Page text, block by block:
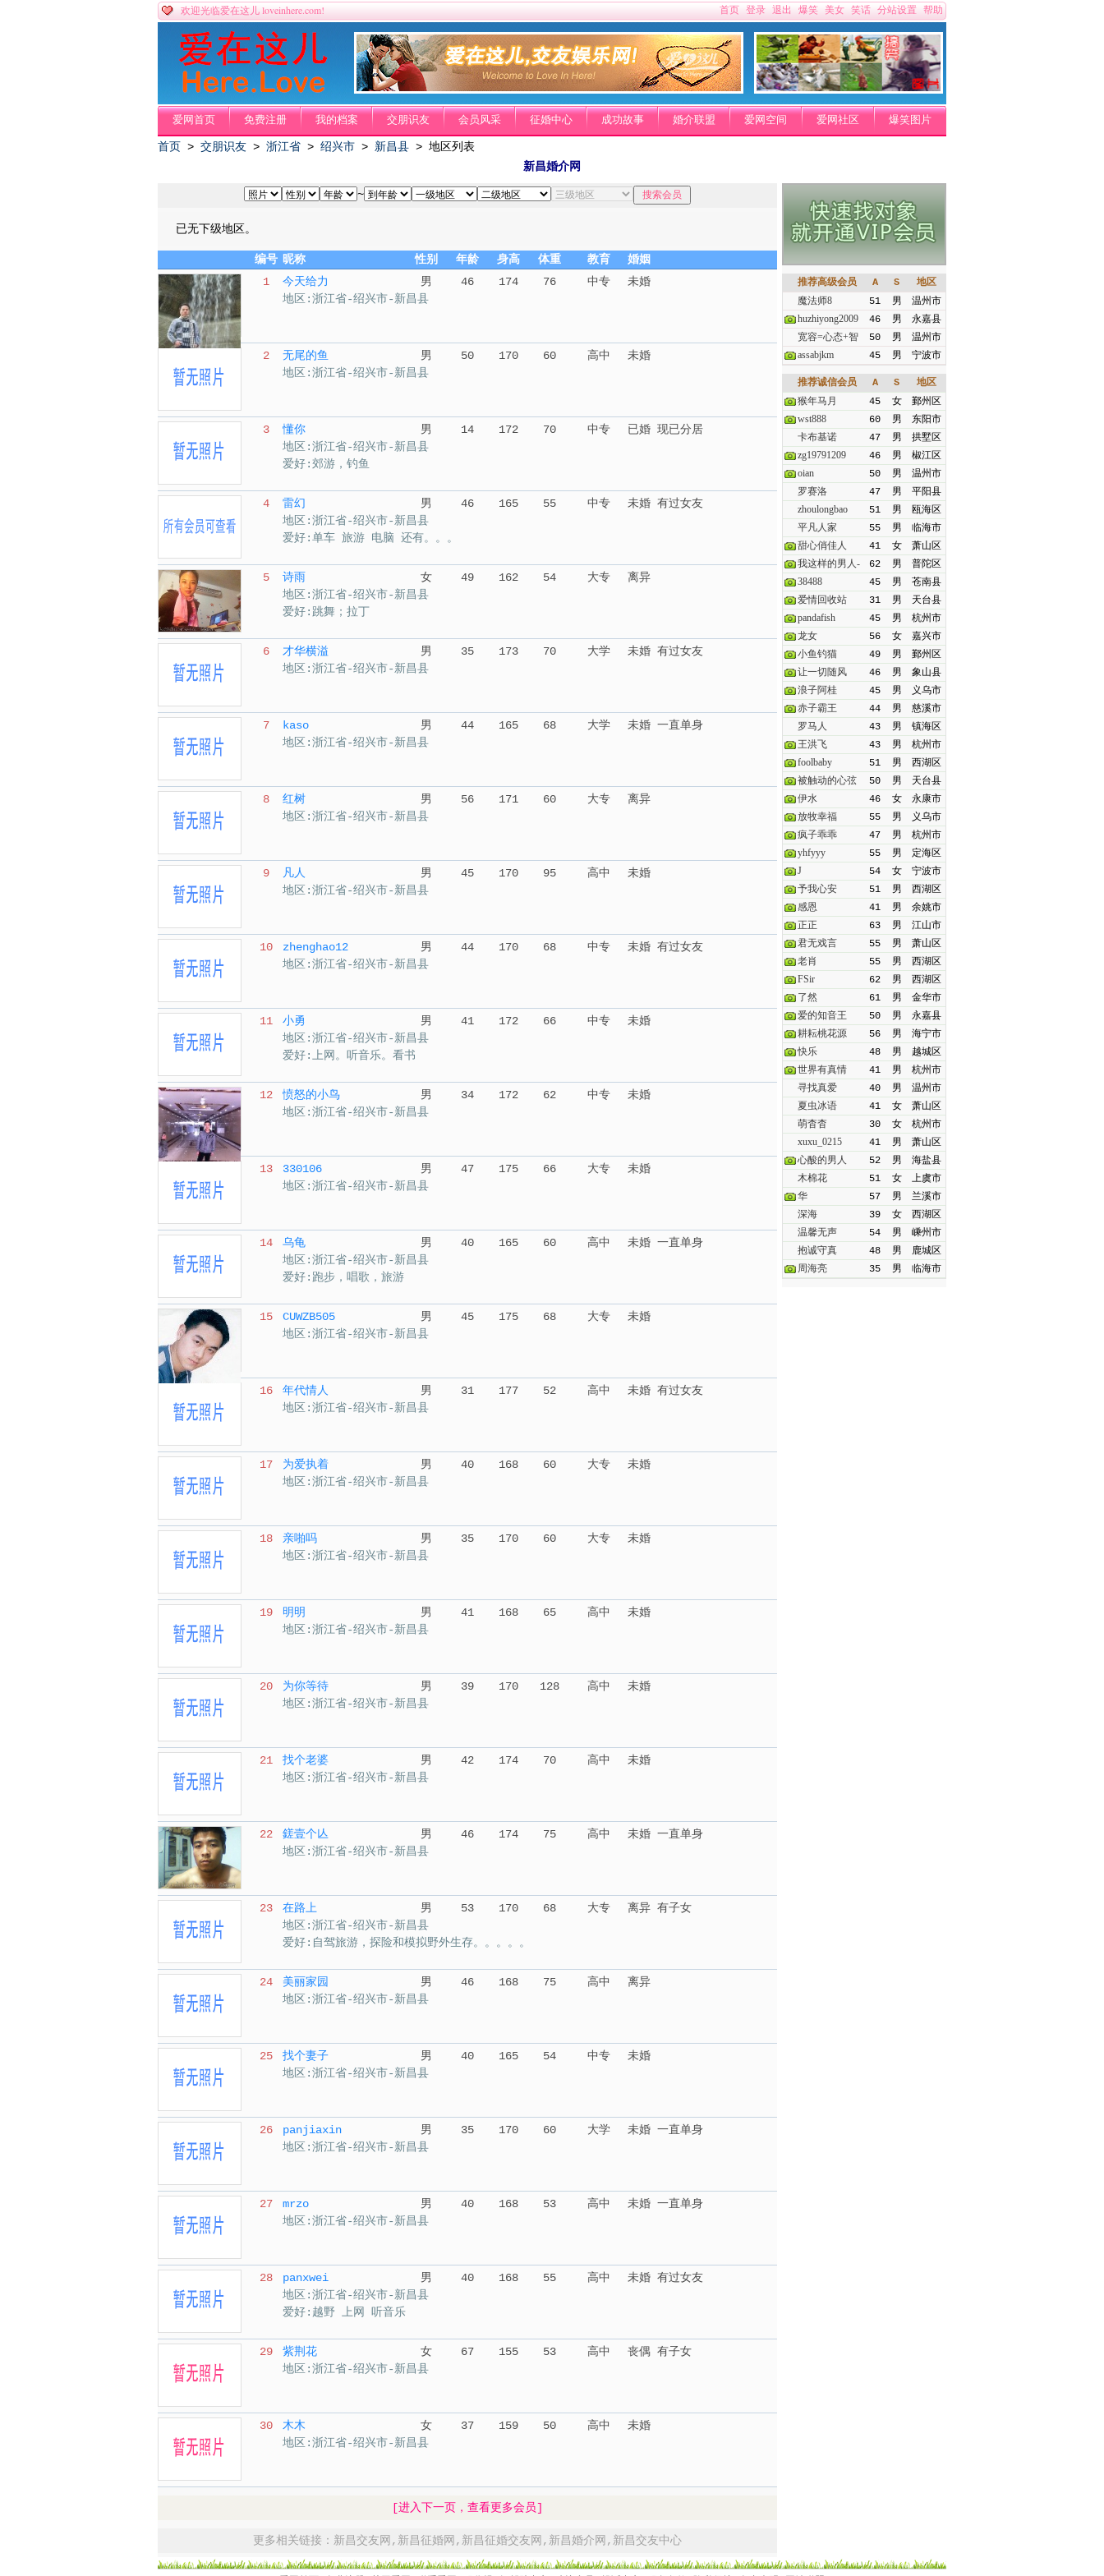
欢迎光临爱在这儿 loveinhere.com! 首页 登录 退出 爆笑 美女 笑话 分站设置 帮助
爱网首页 免费注册 我的档案 交朋识友 会员风采 征婚中心 成功故事 婚介联盟 爱网空间 爱网社区 爆笑图片
首页 > 交朋识友 > 浙江省 > 绍兴市 > 新昌县 > 地区列表
新昌婚介网
~
已无下级地区。
编号 昵称 性别 年龄 身高 体重 教育
婚姻
1
今天给力 男 46 174 76 中专
未婚
地区:浙江省-绍兴市-新昌县
2 无尾的鱼 男 50 170 60 高中
未婚
地区:浙江省-绍兴市-新昌县
3 懂你 男 14 172 70 中专
已婚 现已分居
地区:浙江省-绍兴市-新昌县
爱好:郊游，钓鱼
4 雷幻 男 46 165 55 中专
未婚 有过女友
地区:浙江省-绍兴市-新昌县
爱好:单车 旅游 电脑 还有。。。
5 诗雨 女 49 162 54 大专
离异
地区:浙江省-绍兴市-新昌县
爱好:跳舞；拉丁
6 才华横溢 男 35 173 70 大学
未婚 有过女友
地区:浙江省-绍兴市-新昌县
7 kaso 男 44 165 68 大学
未婚 一直单身
地区:浙江省-绍兴市-新昌县
8 红树 男 56 171 60 大专
离异
地区:浙江省-绍兴市-新昌县
9 凡人 男 45 170 95 高中
未婚
地区:浙江省-绍兴市-新昌县
10 zhenghao12 男 44 170 68 中专
未婚 有过女友
地区:浙江省-绍兴市-新昌县
11 小勇 男 41 172 66 中专
未婚
地区:浙江省-绍兴市-新昌县
爱好:上网。听音乐。看书
12 愤怒的小鸟 男 34 172 62 中专
未婚
地区:浙江省-绍兴市-新昌县
13 330106 男 47 175 66 大专
未婚
地区:浙江省-绍兴市-新昌县
14 乌龟 男 40 165 60 高中
未婚 一直单身
地区:浙江省-绍兴市-新昌县
爱好:跑步，唱歌，旅游
15 CUWZB505 男 45 175 68 大专
未婚
地区:浙江省-绍兴市-新昌县
16 年代情人 男 31 177 52 高中
未婚 有过女友
地区:浙江省-绍兴市-新昌县
17 为爱执着 男 40 168 60 大专
未婚
地区:浙江省-绍兴市-新昌县
18 亲啪吗 男 35 170 60 大专
未婚
地区:浙江省-绍兴市-新昌县
19 明明 男 41 168 65 高中
未婚
地区:浙江省-绍兴市-新昌县
20 为你等待 男 39 170 128 高中
未婚
地区:浙江省-绍兴市-新昌县
21 找个老婆 男 42 174 70 高中
未婚
地区:浙江省-绍兴市-新昌县
22 鎈壹个亾 男 46 174 75 高中
未婚 一直单身
地区:浙江省-绍兴市-新昌县
23 在路上 男 53 170 68 大专
离异 有子女
地区:浙江省-绍兴市-新昌县
爱好:自驾旅游，探险和模拟野外生存。。。。。
24 美丽家园 男 46 168 75 高中
离异
地区:浙江省-绍兴市-新昌县
25 找个妻子 男 40 165 54 中专
未婚
地区:浙江省-绍兴市-新昌县
26 panjiaxin 男 35 170 60 大学
未婚 一直单身
地区:浙江省-绍兴市-新昌县
27 mrzo 男 40 168 53 高中
未婚 一直单身
地区:浙江省-绍兴市-新昌县
28 panxwei 男 40 168 55 高中
未婚 有过女友
地区:浙江省-绍兴市-新昌县
爱好:越野 上网 听音乐
29 紫荆花 女 67 155 53 高中
丧偶 有子女
地区:浙江省-绍兴市-新昌县
30 木木 女 37 159 50 高中
未婚
地区:浙江省-绍兴市-新昌县
[进入下一页，查看更多会员]
更多相关链接： 新昌交友网 , 新昌征婚网 , 新昌征婚交友网 , 新昌婚介网 , 新昌交友中心
推荐高级会员 A S
地区
魔法师8
51 男
温州市
huzhiyong2009
46 男
永嘉县
宽容=心态+智
50 男
温州市
assabjkm
45 男 宁波市
推荐诚信会员 A S
地区
猴年马月
45 女
鄞州区
wst888
60 男
东阳市
卡布基诺
47 男
拱墅区
zg19791209
46 男
椒江区
oian
50 男
温州市
罗赛洛
47 男
平阳县
zhoulongbao
51 男
瓯海区
平凡人家
55 男
临海市
甜心俏佳人
41 女
萧山区
我这样的男人-
62 男
普陀区
38488
45 男
苍南县
爱情回收站
31 男
天台县
pandafish
45 男
杭州市
龙女
56 女
嘉兴市
小鱼钓猫
49 男
鄞州区
让一切随风
46 男
象山县
浪子阿桂
45 男
义乌市
赤子霸王
44 男
慈溪市
罗马人
43 男
镇海区
王洪飞
43 男
杭州市
foolbaby
51 男
西湖区
被触动的心弦
50 男
天台县
伊水
46 女
永康市
放牧幸福
55 男
义乌市
疯子乖乖
47 男
杭州市
yhfyyy
55 男
定海区
J
54 女
宁波市
予我心安
51 男
西湖区
感恩
41 男
余姚市
正正
63 男
江山市
君无戏言
55 男
萧山区
老肖
55 男
西湖区
FSir
62 男
西湖区
了然
61 男
金华市
爱的知音王
50 男
永嘉县
耕耘桃花源
56 男
海宁市
快乐
48 男
越城区
世界有真情
41 男
杭州市
寻找真爱
40 男
温州市
夏虫冰语
41 女
萧山区
萌杳杳
30 女
杭州市
xuxu_0215
41 男
萧山区
心酸的男人
52 男
海盐县
木棉花
51 女
上虞市
华
57 男
兰溪市
深海
39 女
西湖区
温馨无声
54 男
嵊州市
抱诚守真
48 男
鹿城区
周海亮
35 男 临海市